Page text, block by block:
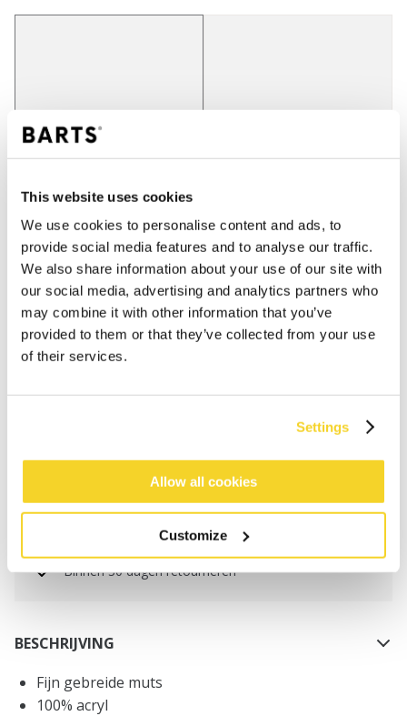
This website uses cookies
We use cookies to personalise content and ads, to
provide social media features and to analyse our traffic.
We also share information about your use of our site with
our social media, advertising and analytics partners who
may combine it with other information that you’ve
provided to them or that they’ve collected from your use
of their services.
Settings
Allow all cookies
Customize
Bestellingen die op werkdagen vóór 12:00 uur
worden geplaatst, worden dezelfde dag verzonden
Binnen 30 dagen retourneren
BESCHRIJVING
Fijn gebreide muts
100% acryl